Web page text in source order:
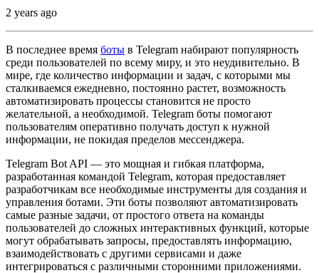
2 years ago
В последнее время боты в Telegram набирают популярность
среди пользователей по всему миру, и это неудивительно. В
мире, где количество информации и задач, с которыми мы
сталкиваемся ежедневно, постоянно растет, возможность
автоматизировать процессы становится не просто
желательной, а необходимой. Telegram боты помогают
пользователям оперативно получать доступ к нужной
информации, не покидая пределов мессенджера.
Telegram Bot API — это мощная и гибкая платформа,
разработанная командой Telegram, которая предоставляет
разработчикам все необходимые инструменты для создания и
управления ботами. Эти боты позволяют автоматизировать
самые разные задачи, от простого ответа на команды
пользователей до сложных интерактивных функций, которые
могут обрабатывать запросы, предоставлять информацию,
взаимодействовать с другими сервисами и даже
интегрироваться с различными сторонними приложениями.